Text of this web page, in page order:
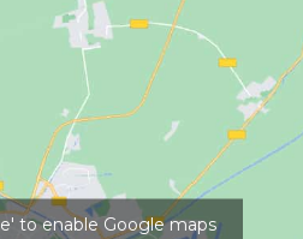
térkép megjelenítéséhez
to enable Google maps